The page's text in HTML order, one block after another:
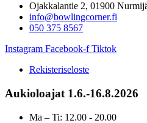
Ojakkalantie 2, 01900
info@bowlingcorner.fi
050 375 8567
Instagram Facebook-f Tiktok
Rekisteriseloste
Aukioloajat 1.6.-16.8.2026
Ma – Ti: 12.00 - 20.00